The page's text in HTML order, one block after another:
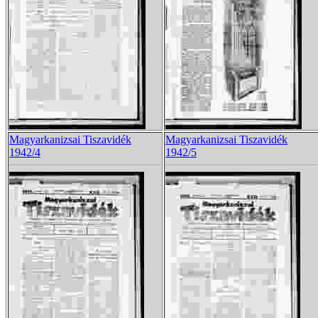
Magyarkanizsai Tiszavidék
1942/4
Magyarkanizsai Tiszavidék
1942/5